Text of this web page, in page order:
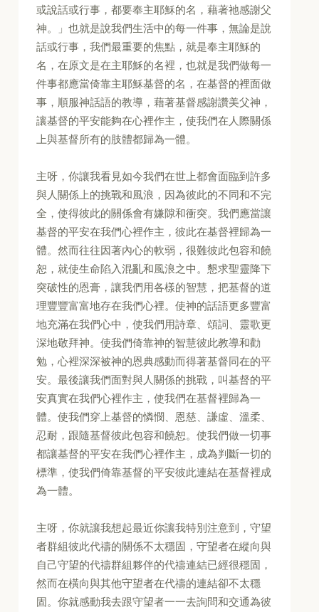
或說話或行事，都要奉主耶穌的名，藉著祂感謝父
神。」也就是說我們生活中的每一件事，無論是說
話或行事，我們最重要的焦點，就是奉主耶穌的
名，在原文是在主耶穌的名裡，也就是我們做每一
件事都應當倚靠主耶穌基督的名，在基督的裡面做
事，順服神話語的教導，藉著基督感謝讚美父神，
讓基督的平安能夠在心裡作主，使我們在人際關係
上與基督所有的肢體都歸為一體。
主呀，你讓我看見如今我們在世上都會面臨到許多
與人關係上的挑戰和風浪，因為彼此的不同和不完
全，使得彼此的關係會有嫌隙和衝突。我們應當讓
基督的平安在我們心裡作主，彼此在基督裡歸為一
體。然而往往因著內心的軟弱，很難彼此包容和饒
恕，就使生命陷入混亂和風浪之中。懇求聖靈降下
突破性的恩膏，讓我們用各樣的智慧，把基督的道
理豐豐富富地存在我們心裡。使神的話語更多豐富
地充滿在我們心中，使我們用詩章、頌詞、靈歌更
深地敬拜神。使我們倚靠神的智慧彼此教導和勸
勉，心裡深深被神的恩典感動而得著基督同在的平
安。最後讓我們面對與人關係的挑戰，叫基督的平
安真實在我們心裡作主，使我們在基督裡歸為一
體。使我們穿上基督的憐憫、恩慈、謙虛、溫柔、
忍耐，跟隨基督彼此包容和饒恕。使我們做一切事
都讓基督的平安在我們心裡作主，成為判斷一切的
標準，使我們倚靠基督的平安彼此連結在基督裡成
為一體。
主呀，你就讓我想起最近你讓我特別注意到，守望
者群組彼此代禱的關係不太穩固，守望者在縱向與
自己守望的代禱群組夥伴的代禱連結已經很穩固，
然而在橫向與其他守望者在代禱的連結卻不太穩
固。你就感動我去跟守望者一一去詢問和交通為彼